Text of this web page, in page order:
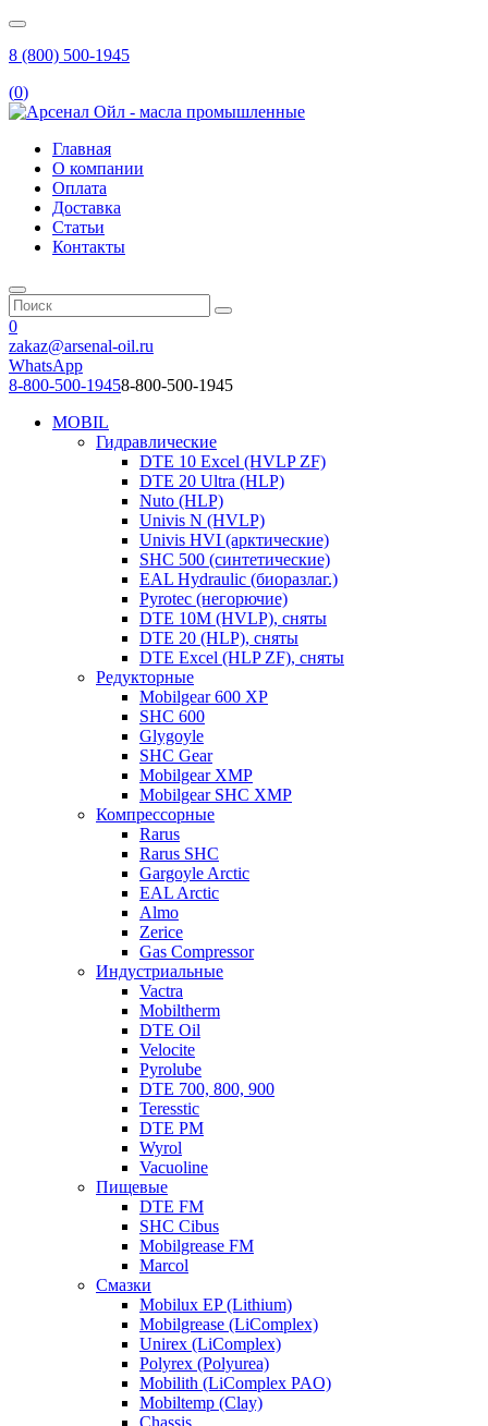
8 (800) 500-1945
(0)
Главная
О компании
Оплата
Доставка
Статьи
Контакты
0
zakaz@arsenal-oil.ru
WhatsApp
8-800-500-19458-800-500-1945
MOBIL
Гидравлические
DTE 10 Excel (HVLP ZF)
DTE 20 Ultra (HLP)
Nuto (HLP)
Univis N (HVLP)
Univis HVI (арктические)
SHC 500 (синтетические)
EAL Hydraulic (биоразлаг.)
Pyrotec (негорючие)
DTE 10M (HVLP), сняты
DTE 20 (HLP), сняты
DTE Excel (HLP ZF), сняты
Редукторные
Mobilgear 600 XP
SHC 600
Glygoyle
SHC Gear
Mobilgear XMP
Mobilgear SHC XMP
Компрессорные
Rarus
Rarus SHC
Gargoyle Arctic
EAL Arctic
Almo
Zerice
Gas Compressor
Индустриальные
Vactra
Mobiltherm
DTE Oil
Velocite
Pyrolube
DTE 700, 800, 900
Teresstic
DTE PM
Wyrol
Vacuoline
Пищевые
DTE FM
SHC Cibus
Mobilgrease FM
Marcol
Смазки
Mobilux EP (Lithium)
Mobilgrease (LiComplex)
Unirex (LiComplex)
Polyrex (Polyurea)
Mobilith (LiComplex PAO)
Mobiltemp (Clay)
Chassis